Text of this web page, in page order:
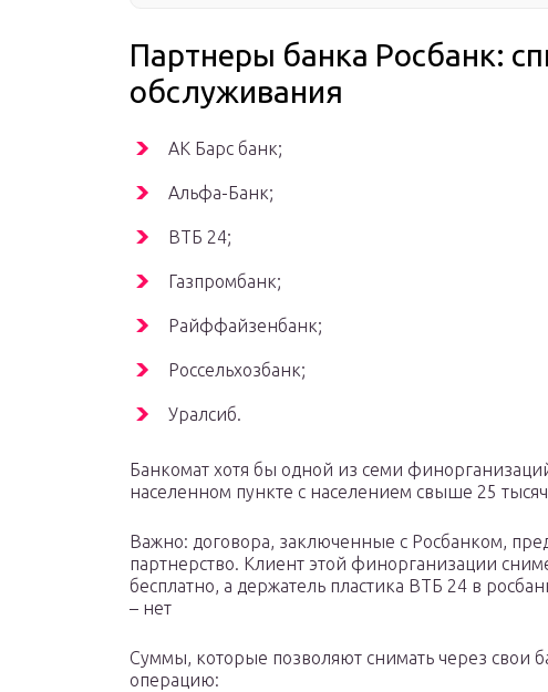
Партнеры банка Росбанк:
обслуживания
АК Барс банк;
Альфа-Банк;
ВТБ 24;
Газпромбанк;
Райффайзенбанк;
Россельхозбанк;
Уралсиб.
Банкомат хотя бы одной из семи
населенном пункте с населением свыше 25
Важно: договора, заключенные с Росбанком,
партнерство. Клиент этой финорганизации
бесплатно, а держатель пластика ВТБ 24 в
– нет
Суммы, которые позволяют снимать через свои
операцию: